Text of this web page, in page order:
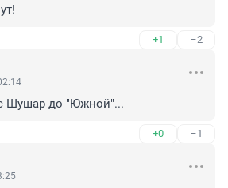
+1 –2
Шушар до "Южной"...
+0 –1